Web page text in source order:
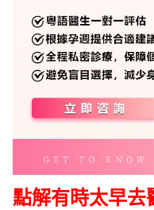
點解有時太早去